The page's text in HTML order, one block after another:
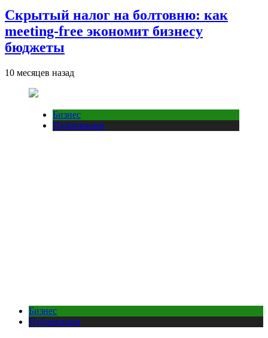
Скрытый налог на болтовню: как
meeting-free экономит бизнесу
бюджеты
10 месяцев назад
Бизнес
Публикации
Бизнес
Публикации